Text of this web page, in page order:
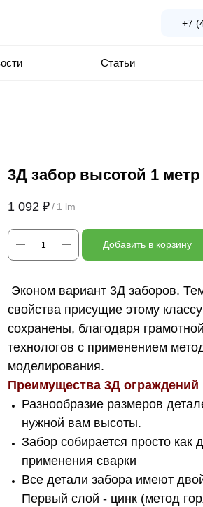
+7
Статьи
3Д забор высотой 1 метр
1 092 ₽/ 1 lm
Добавить в корзину
Эконом вариант 3Д заборов.
свойства присущие этому
сохранены, благодаря
технологов с применением
моделирования.
Преимущества 3Д ограждений
Разнообразие размеров
нужной вам высоты.
Забор собирается просто как
применения сварки
Все детали забора имеют
Первый слой - цинк (метод